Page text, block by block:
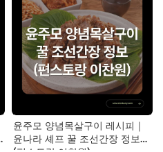
윤주모 양념목살구이 레시피｜
윤나라 셰프 꿀 조선간장 정보